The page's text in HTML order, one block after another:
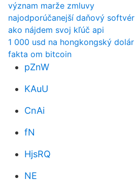
význam marže zmluvy
najodporúčanejší daňový softvér
ako nájdem svoj kľúč api
1 000 usd na hongkongský dolár
fakta om bitcoin
pZnW
KAuU
CnAi
fN
HjsRQ
NE